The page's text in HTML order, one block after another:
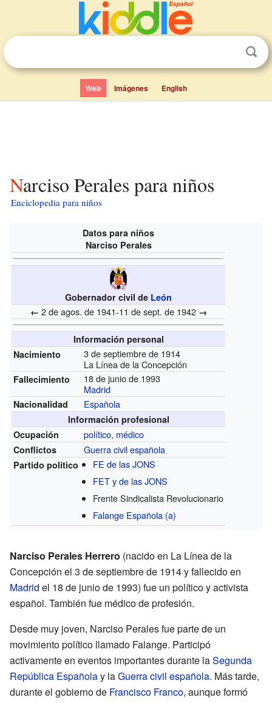
Web Imágenes English
Narciso Perales para niños
Enciclopedia para niños
Datos para niños
Narciso Perales
Gobernador civil de León
← 2 de agos. de 1941-11 de sept. de 1942 →
Información personal
Nacimiento
3 de septiembre de 1914
La Línea de la Concepción
Fallecimiento
18 de junio de 1993
Madrid
Nacionalidad Española
Información profesional
Ocupación
político, médico
Conflictos Guerra civil española
Partido político
FE de las JONS
FET y de las JONS
Frente Sindicalista Revolucionario
Falange Española (a)
Narciso Perales Herrero (nacido en La Línea de la
Concepción el 3 de septiembre de 1914 y fallecido en
Madrid el 18 de junio de 1993) fue un político y activista
español. También fue médico de profesión.
Desde muy joven, Narciso Perales fue parte de un
movimiento político llamado Falange. Participó
activamente en eventos importantes durante laSegunda
República Españolay laGuerra civil española. Más tarde,
durante el gobierno de Francisco Franco, aunque formó